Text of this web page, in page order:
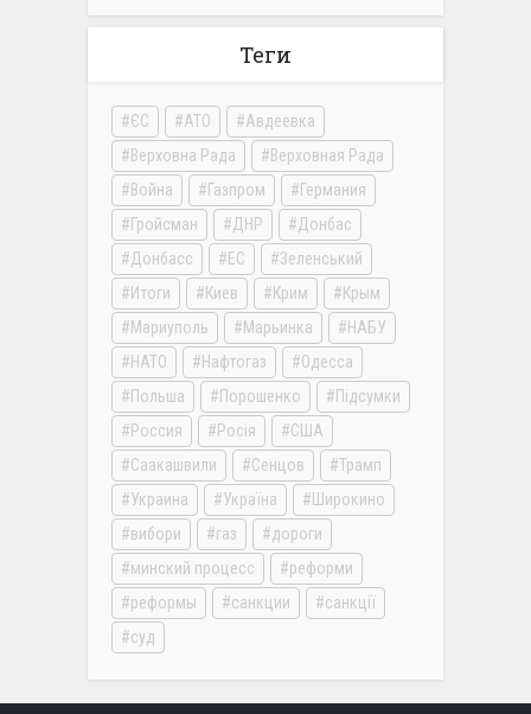
Теги
ЄС АТО
Авдеевка
Верховна Рада
Верховная Рада
Война
Газпром
Германия
Гройсман
ДНР
Донбас
Донбасс
ЕС
Зеленський
Итоги
Киев Крим
Крым
Мариуполь
Марьинка
НАБУ
НАТО
Нафтогаз
Одесса
Польша
Порошенко
Підсумки
Россия
Росія
США
Саакашвили
Сенцов
Трамп
Украина
Україна
Широкино
вибори
газ
дороги
минский процесс
реформи
реформы
санкции
санкції
суд